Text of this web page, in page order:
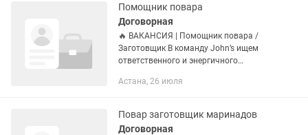
Помощник повара
Договорная
🔥 ВАКАНСИЯ | Помощник повара /
Заготовщик В команду John’s ищем
ответственного и энергичного
кухне и умеет работать в команде. 📍
Астана, 26 июля
Повар заготовщик маринадов
Договорная